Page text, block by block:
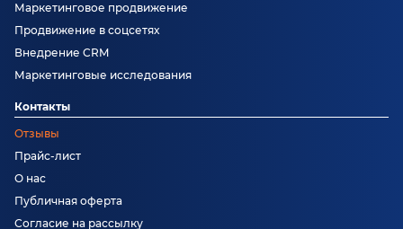
Маркетинговое продвижение
Продвижение в соцсетях
Внедрение CRM
Маркетинговые исследования
Контакты
Отзывы
Прайс-лист
О нас
Публичная оферта
Согласие на рассылку